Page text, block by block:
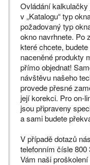
Ovládání
v „Katalogu“ typ
požadovaný typ
okno navrhnete. Po
které chcete,
naceněné produkty
přímo objednat!
návštěvu našeho
provede přesné
její korekci. Pro on-
jsou připraveny
a sami budete
V případě dotazů
telefonním čísle 800
Vám naši